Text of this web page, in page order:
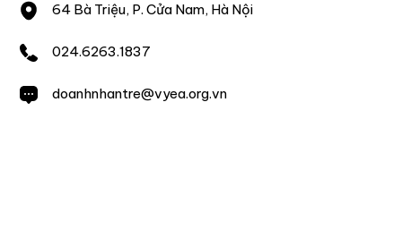
64 Bà Triệu, P. Cửa Nam, Hà Nội
024.6263.1837
doanhnhantre@vyea.org.vn